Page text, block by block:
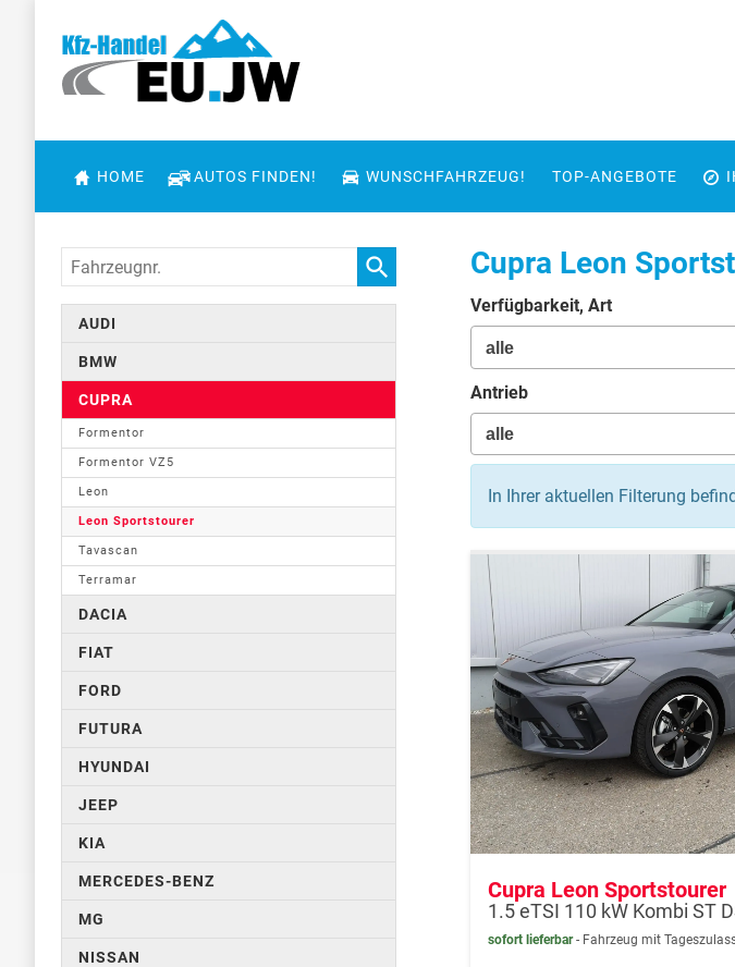
HOME AUTOS FINDEN! WUNSCHFAHRZEUG! TOP-ANGEBOTE
Cupra Leon
Verfügbarkeit, Art
Antrieb
In Ihrer aktuellen Filterung
Cupra Leon Sportstourer
sofort lieferbar Fahrzeug mit
Fahrzeugnr.
AUDI
BMW
CUPRA
Formentor
Formentor VZ5
Leon
Leon Sportstourer
Tavascan
Terramar
DACIA
FIAT
FORD
FUTURA
HYUNDAI
JEEP
KIA
MERCEDES-BENZ
MG
NISSAN